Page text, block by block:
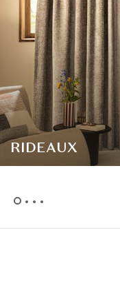
RIDEAUX